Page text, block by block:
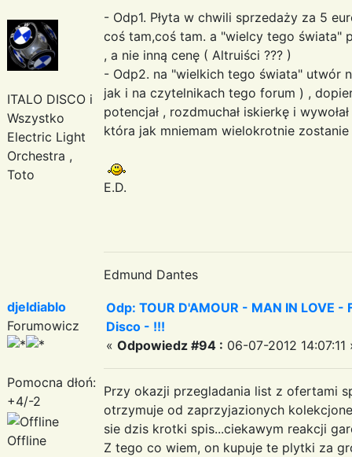
ITALO DISCO i
Wszystko
Electric Light
Orchestra ,
Toto
- Odp1. Płyta w chwili sprzedaży za 5
coś tam,coś tam. a "wielcy tego świata"
, a nie inną cenę ( Altruiści ??? )
- Odp2. na "wielkich tego świata" utwór
jak i na czytelnikach tego forum ) ,
potencjał , rozdmuchał iskierkę i
która jak mniemam wielokrotnie
E.D.
Edmund Dantes
djeldiablo
Forumowicz
Pomocna dłoń:
+4/-2
Offline
Odp: TOUR D'AMOUR - MAN IN LOVE
Disco - !!!
« Odpowiedz #94 : 06-07-2012 14:07:11
Przy okazji przegladania list z ofertami
otrzymuje od zaprzyjazionych
sie dzis krotki spis...ciekawym reakcji
Z tego co wiem, on kupuje te plytki za